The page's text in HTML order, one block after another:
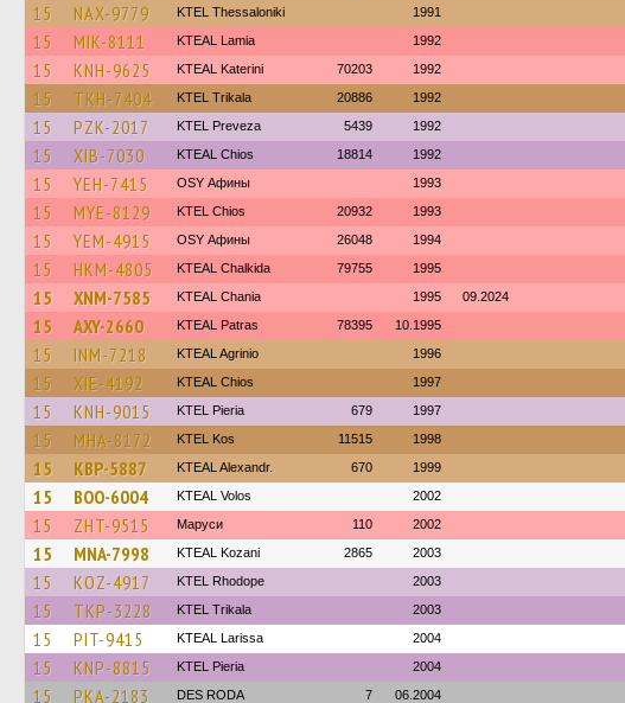
15 NAX-9779 KTEL Thessaloniki 1991
15 MIK-8111 KTEAL Lamia 1992
15 KNH-9625 KTEAL Katerini 70203 1992
15 TKH-7404 ΚΤΕL Τrikala 20886 1992
15 PZK-2017 KTEL Preveza 5439 1992
15 XIB-7030 KTEAL Chios 18814 1992
15 YEH-7415 OSY Афины 1993
15 MYE-8129 KTEL Chios 20932 1993
15 YEM-4915 OSY Афины 26048 1994
15 HKM-4805 KTEAL Chalkida 79755 1995
15 XNM-7585 KTEAL Chania 1995 09.2024
15 AXY-2660 KTEAL Patras 78395 10.1995
15 INM-7218 KTEAL Agrinio 1996
15 XIE-4192 KTEAL Chios 1997
15 KNH-9015 KTEL Pieria 679 1997
15 MHA-8172 KTEL Kos 11515 1998
15 KBP-5887 KTEAL Alexandr. 670 1999
15 BOO-6004 KTEAL Volos 2002
15 ZHT-9515 Маруси 110 2002
15 MNA-7998 KTEAL Kozani 2865 2003
15 KOZ-4917 KTEL Rhodope 2003
15 TKP-3228 ΚΤΕL Τrikala 2003
15 PIT-9415 KTEAL Larissa 2004
15 KNP-8815 KTEL Pieria 2004
15 PKA-2183 DES RODA 7 06.2004